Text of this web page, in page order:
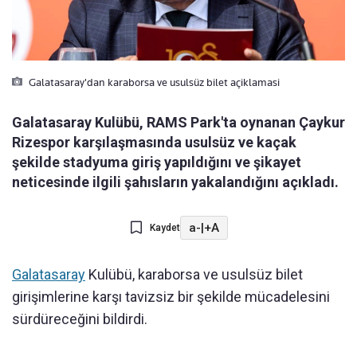
Galatasaray'dan karaborsa ve usulsüz bilet açiklamasi
Galatasaray Kulübü, RAMS Park'ta oynanan Çaykur
Rizespor karşılaşmasında usulsüz ve kaçak
şekilde stadyuma giriş yapıldığını ve şikayet
neticesinde ilgili şahısların yakalandığını açıkladı.
Kaydet a-|+A
Galatasaray Kulübü, karaborsa ve usulsüz bilet
girişimlerine karşı tavizsiz bir şekilde mücadelesini
sürdüreceğini bildirdi.